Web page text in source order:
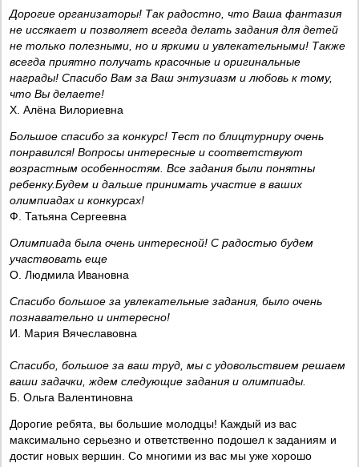
Дорогие организаторы! Так радостно, что Ваша фантазия
не иссякает и позволяет всегда делать задания для детей
не только полезными, но и яркими и увлекательными! Также
всегда приятно получать красочные и оригинальные
награды! Спасибо Вам за Ваш энтузиазм и любовь к тому,
что Вы делаете!
Х. Алёна Вилориевна
Большое спасибо за конкурс! Тест по блицтурниру очень
понравился! Вопросы интересные и соответствуют
возрастным особенностям. Все задания были понятны
ребенку.Будем и дальше принимать участие в ваших
олимпиадах и конкурсах!
Ф. Татьяна Сергеевна
Олимпиада была очень интересной! С радостью будем
участвовать еще
О. Людмила Ивановна
Спасибо большое за увлекательные задания, было очень
познавательно и интересно!
И. Мария Вячеславовна
Спасибо, большое за ваш труд, мы с удовольствием решаем
ваши задачки, ждем следующие задания и олимпиады.
Б. Ольга Валентиновна
Дорогие ребята, вы большие молодцы! Каждый из вас
максимально серьезно и ответственно подошел к заданиям и
достиг новых вершин. Со многими из вас мы уже хорошо